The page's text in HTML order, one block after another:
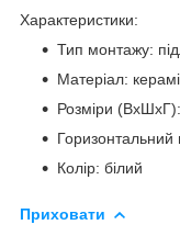
Характеристики:
Тип монтажу:
Матеріал:
Розміри
Горизонтальний
Колір: білий
Приховати